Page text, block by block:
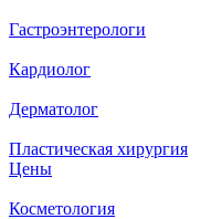
Гастроэнтерологи
Кардиолог
Дерматолог
Пластическая хирургия
Цены
Косметология